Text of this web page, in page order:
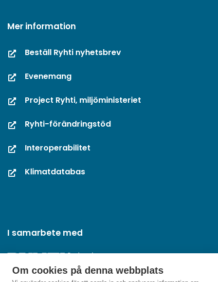
Om cookies på denna webbplats
Mer information
Beställ Ryhti nyhetsbrev
Evenemang
Project Ryhti, miljöministeriet
Ryhti-förändringstöd
Interoperabilitet
Klimatdatabas
I samarbete med